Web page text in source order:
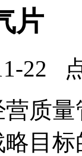
片
22
量
目